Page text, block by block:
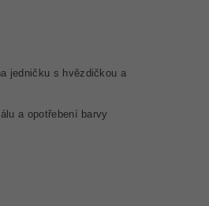
jedničku s hvězdičkou a
a opotřebení barvy